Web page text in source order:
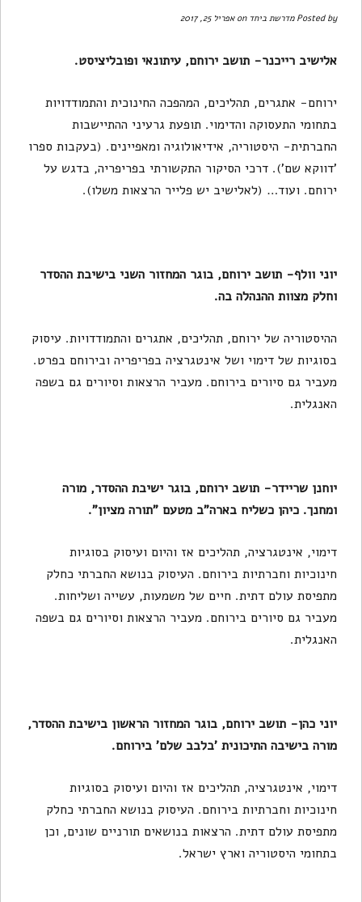
Posted by מדרשת ביחד on אפריל 25, 2017
אלישיב רייכנר- תושב ירוחם, עיתונאי ופובליציסט.
ירוחם- אתגרים, תהליכים, המהפכה החינוכית והתמודדויות
בתחומי התעסוקה והדימוי. תופעת גרעיני ההתיישבות
החברתית- היסטוריה, אידיאולוגיה ומאפיינים. (בעקבות ספרו
'דווקא שם'). דרכי הסיקור התקשורתי בפריפריה, בדגש על
ירוחם. ועוד… (לאלישיב יש פלייר הרצאות משלו).
יוני וולף- תושב ירוחם, בוגר המחזור השני בישיבת ההסדר
וחלק מצוות ההנהלה בה.
ההיסטוריה של ירוחם, תהליכים, אתגרים והתמודדויות. עיסוק
בסוגיות של דימוי ושל אינטגרציה בפריפריה ובירוחם בפרט.
מעביר גם סיורים בירוחם. מעביר הרצאות וסיורים גם בשפה
האנגלית.
יוחנן שריידר- תושב ירוחם, בוגר ישיבת ההסדר, מורה
ומחנך. כיהן כשליח בארה"ב מטעם "תורה מציון".
דימוי, אינטגרציה, תהליכים אז והיום ועיסוק בסוגיות
חינוכיות וחברתיות בירוחם. העיסוק בנושא החברתי כחלק
מתפיסת עולם דתית. חיים של משמעות, עשייה ושליחות.
מעביר גם סיורים בירוחם. מעביר הרצאות וסיורים גם בשפה
האנגלית.
יוני כהן- תושב ירוחם, בוגר המחזור הראשון בישיבת ההסדר,
מורה בישיבה התיכונית 'בלבב שלם' בירוחם.
דימוי, אינטגרציה, תהליכים אז והיום ועיסוק בסוגיות
חינוכיות וחברתיות בירוחם. העיסוק בנושא החברתי כחלק
מתפיסת עולם דתית. הרצאות בנושאים תורניים שונים, וכן
בתחומי היסטוריה וארץ ישראל.